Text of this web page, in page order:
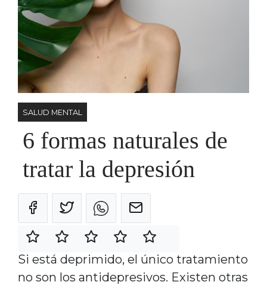
SALUD MENTAL
6 formas naturales de
tratar la depresión
Si está deprimido, el único tratamiento
no son los antidepresivos. Existen otras